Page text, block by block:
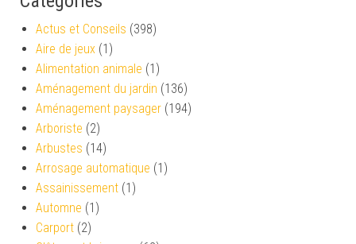
Actus et Conseils (398)
Aire de jeux (1)
Alimentation animale (1)
Aménagement du jardin (136)
Aménagement paysager (194)
Arboriste (2)
Arbustes (14)
Arrosage automatique (1)
Assainissement (1)
Automne (1)
Carport (2)